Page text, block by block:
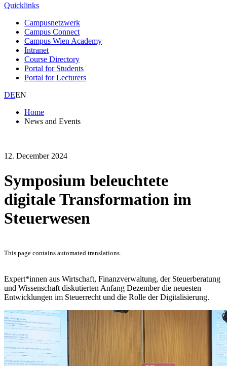
Quicklinks
Campusnetzwerk
Campus Connect
Campus Wien Academy
Intranet
Course Directory
Portal for Students
Portal for Lecturers
DEEN
Home
News and Events
12. December 2024
Symposium beleuchtete
digitale Transformation im
Steuerwesen
This page contains automated translations.
Expert*innen aus Wirtschaft, Finanzverwaltung, der Steuerberatung
und Wissenschaft diskutierten Anfang Dezember die neuesten
Entwicklungen im Steuerrecht und die Rolle der Digitalisierung.